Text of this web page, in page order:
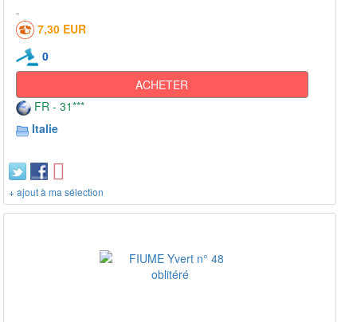
7,30 EUR
0
ACHETER
FR - 31***
Italie
+ ajout à ma sélection